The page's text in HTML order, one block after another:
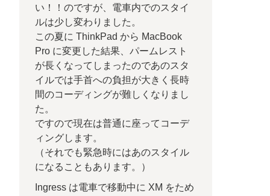
い！！のですが、電車内でのスタイ
ルは少し変わりました。
この夏に ThinkPad から MacBook
Pro に変更した結果、パームレスト
が長くなってしまったのであのスタ
イルでは手首への負担が大きく長時
間のコーディングが難しくなりまし
た。
ですので現在は普通に座ってコーデ
ィングします。
（それでも緊急時にはあのスタイル
になることもあります。）
Ingress は電車で移動中に XM をため